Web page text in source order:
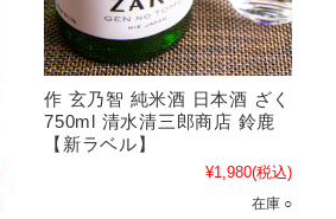
作 玄乃智 純米酒 日本酒 ざく
750ml 清水清三郎商店 鈴鹿
【新ラベル】
¥1,980(税込)
在庫 ○